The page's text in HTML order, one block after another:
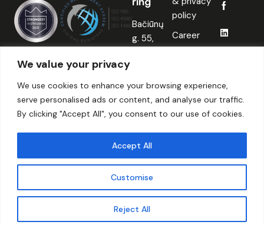
We value your privacy
We use cookies to enhance your browsing experience,
serve personalised ads or content, and analyse our traffic.
By clicking "Accept All", you consent to our use of cookies.
Customise
Reject All
Accept All
Bačiūnų
g. 55,
Lithuania
info@lztgroup.eu
22622
policy
Career
© 2026. LZT Group | All
Web design